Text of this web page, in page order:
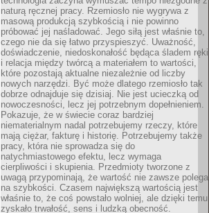
naturą ręcznej pracy. Rzemiosło nie wygrywa z
masową produkcją szybkością i nie powinno
próbować jej naśladować. Jego siłą jest właśnie to,
czego nie da się łatwo przyspieszyć. Uważność,
doświadczenie, niedoskonałość będąca śladem ręki
i relacja między twórcą a materiałem to wartości,
które pozostają aktualne niezależnie od liczby
nowych narzędzi. Być może dlatego rzemiosło tak
dobrze odnajduje się dzisiaj. Nie jest ucieczką od
nowoczesności, lecz jej potrzebnym dopełnieniem.
Pokazuje, że w świecie coraz bardziej
niematerialnym nadal potrzebujemy rzeczy, które
mają ciężar, fakturę i historię. Potrzebujemy także
pracy, która nie sprowadza się do
natychmiastowego efektu, lecz wymaga
cierpliwości i skupienia. Przedmioty tworzone z
uwagą przypominają, że wartość nie zawsze polega
na szybkości. Czasem największą wartością jest
właśnie to, że coś powstało wolniej, ale dzięki temu
zyskało trwałość, sens i ludzką obecność.